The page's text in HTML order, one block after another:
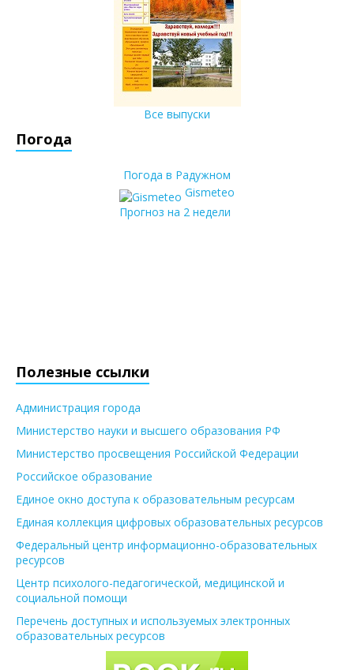
Все выпуски
Погода
Погода в Радужном
Gismeteo
Прогноз на 2 недели
Полезные ссылки
Администрация города
Министерство науки и высшего образования РФ
Министерство просвещения Российской Федерации
Российское образование
Единое окно доступа к образовательным ресурсам
Единая коллекция цифровых образовательных ресурсов
Федеральный центр информационно-образовательных
ресурсов
Центр психолого-педагогической, медицинской и
социальной помощи
Перечень доступных и используемых электронных
образовательных ресурсов